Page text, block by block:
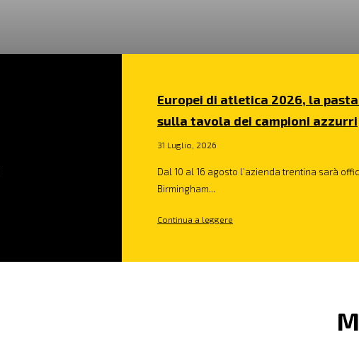
Europei di atletica 2026, la
sulla tavola dei campioni azzurri
31 Luglio, 2026
Dal 10 al 16 agosto l’azienda trentina sarà
Birmingham...
Continua a leggere